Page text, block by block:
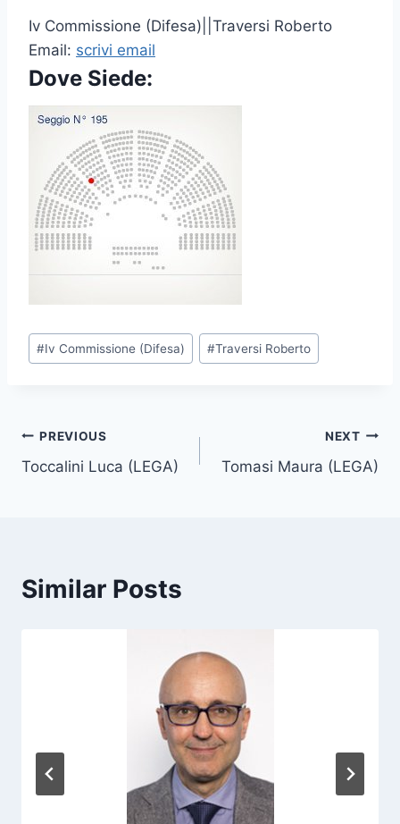
Iv Commissione (Difesa)||Traversi Roberto
Email: scrivi email
Dove Siede:
P
o
T
a
#Iv Commissione (Difesa) #Traversi Roberto
Post
navigation
PREVIOUS
Toccalini Luca (LEGA)
NEXT
Tomasi Maura (LEGA)
Similar Posts